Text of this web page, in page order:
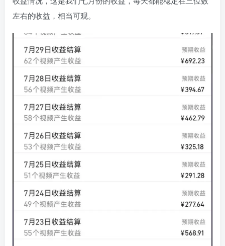
左右的收益，相当可观。